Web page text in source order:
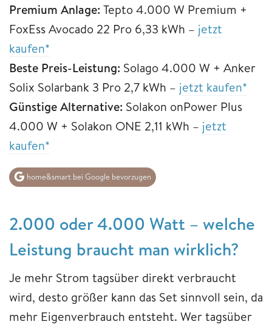
Premium Anlage: Tepto 4.000 W Premium +
FoxEss Avocado 22 Pro 6,33 kWh – jetzt
kaufen*
Beste Preis-Leistung: Solago 4.000 W + Anker
Solix Solarbank 3 Pro 2,7 kWh – jetzt kaufen*
Günstige Alternative: Solakon onPower Plus
4.000 W + Solakon ONE 2,11 kWh – jetzt
kaufen*
home&smart bei Google bevorzugen
2.000 oder 4.000 Watt – welche
Leistung braucht man wirklich?
Je mehr Strom tagsüber direkt verbraucht
wird, desto größer kann das Set sinnvoll sein, da
mehr Eigenverbrauch entsteht. Wer tagsüber